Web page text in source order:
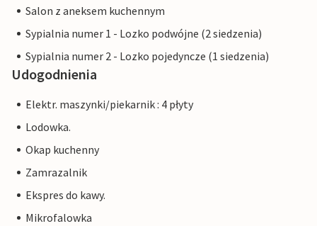
Salon z aneksem kuchennym
Sypialnia numer 1 - Lozko podwójne (2 siedzenia)
Sypialnia numer 2 - Lozko pojedyncze (1 siedzenia)
Udogodnienia
Elektr. maszynki/piekarnik : 4 płyty
Lodowka.
Okap kuchenny
Zamrazalnik
Ekspres do kawy.
Mikrofalowka